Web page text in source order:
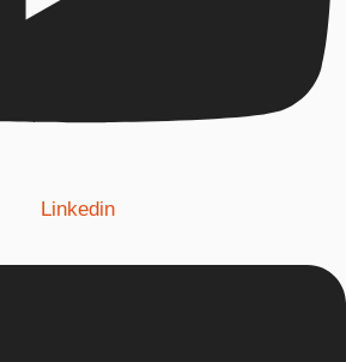
Linkedin